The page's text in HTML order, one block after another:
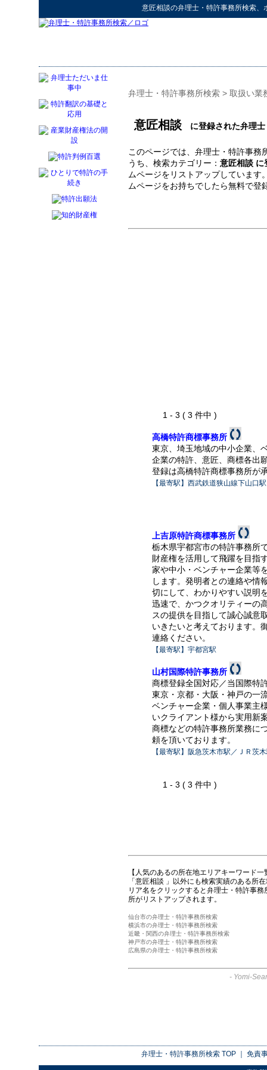
意匠相談の弁理士・特許事務所検索、
弁理士・特許事務所検索 > 取扱い業
意匠相談 に登録された弁理士
このページでは、弁理士・特許事務
うち、検索カテゴリー： 意匠相談 に
ムページをリストアップしていま
ムページをお持ちでしたら無料で登
1 - 3 ( 3 件中 )
高橋特許商標事務所
東京、埼玉地域の中小企業、
企業の特許、意匠、商標各出
登録は高橋特許商標事務所が
【最寄駅】西武鉄道狭山線下山口駅
上吉原特許商標事務所
栃木県宇都宮市の特許事務所
財産権を活用して飛躍を目指
家や中小・ベンチャー企業等
します。発明者との連絡や情
切にして、わかりやすい説明
迅速で、かつクオリティーの
スの提供を目指して誠心誠意
いきたいと考えております。
連絡ください。
【最寄駅】宇都宮駅
山村国際特許事務所
商標登録全国対応／当国際特
東京・京都・大阪・神戸の一
ベンチャー企業・個人事業主
いクライアント様から実用新
商標などの特許事務所業務に
頼を頂いております。
【最寄駅】阪急茨木市駅／ＪＲ茨
1 - 3 ( 3 件中 )
【人気のあるの所在地エリアキーワード一
「意匠相談 」以外にも検索実績のある所
リア名をクリックすると弁理士・特許事
所がリストアップされます。
仙台市の弁理士・特許事務所検索
横浜市の弁理士・特許事務所検索
近畿・関西の弁理士・特許事務所検索
神戸市の弁理士・特許事務所検索
広島県の弁理士・特許事務所検索
- Yomi-
弁理士・特許事務所検索TOP ｜ 免責